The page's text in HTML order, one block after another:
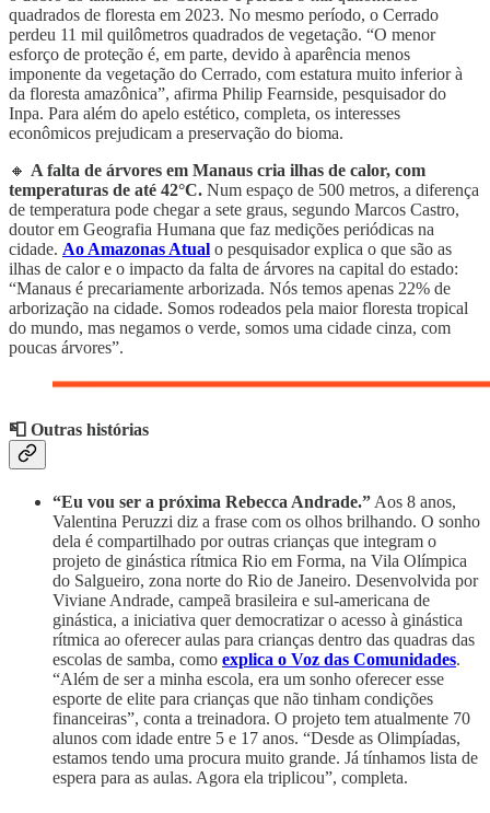
quadrados de floresta em 2023. No mesmo período, o Cerrado
perdeu 11 mil quilômetros quadrados de vegetação. “O menor
esforço de proteção é, em parte, devido à aparência menos
imponente da vegetação do Cerrado, com estatura muito inferior à
da floresta amazônica”, afirma Philip Fearnside, pesquisador do
Inpa. Para além do apelo estético, completa, os interesses
econômicos prejudicam a preservação do bioma.
🔸 A falta de árvores em Manaus cria ilhas de calor, com
temperaturas de até 42°C. Num espaço de 500 metros, a diferença
de temperatura pode chegar a sete graus, segundo Marcos Castro,
doutor em Geografia Humana que faz medições periódicas na
cidade. Ao Amazonas Atual o pesquisador explica o que são as
ilhas de calor e o impacto da falta de árvores na capital do estado:
“Manaus é precariamente arborizada. Nós temos apenas 22% de
arborização na cidade. Somos rodeados pela maior floresta tropical
do mundo, mas negamos o verde, somos uma cidade cinza, com
poucas árvores”.
📮 Outras histórias
“Eu vou ser a próxima Rebecca Andrade.” Aos 8 anos,
Valentina Peruzzi diz a frase com os olhos brilhando. O sonho
dela é compartilhado por outras crianças que integram o
projeto de ginástica rítmica Rio em Forma, na Vila Olímpica
do Salgueiro, zona norte do Rio de Janeiro. Desenvolvida por
Viviane Andrade, campeã brasileira e sul-americana de
ginástica, a iniciativa quer democratizar o acesso à ginástica
rítmica ao oferecer aulas para crianças dentro das quadras das
escolas de samba, como explica o Voz das Comunidades.
“Além de ser a minha escola, era um sonho oferecer esse
esporte de elite para crianças que não tinham condições
financeiras”, conta a treinadora. O projeto tem atualmente 70
alunos com idade entre 5 e 17 anos. “Desde as Olimpíadas,
estamos tendo uma procura muito grande. Já tínhamos lista de
espera para as aulas. Agora ela triplicou”, completa.